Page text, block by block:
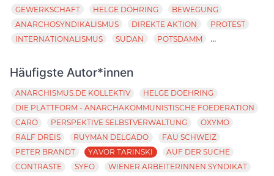
GEWERKSCHAFT
HELGE DÖHRING
BEWEGUNG
ANARCHOSYNDIKALISMUS
DIREKTE AKTION
PROTEST
INTERNATIONALISMUS
SUDAN POTSDAMM ...
Häufigste Autor*innen
ANARCHISMUS.DE KOLLEKTIV
HELGE DOEHRING
DIE PLATTFORM - ANARCHAKOMMUNISTISCHE FOEDERATION
CARO
PERSPEKTIVE SELBSTVERWALTUNG
OXYMO
RALF DREIS
RUYMAN DELGADO
FAU SCHWEIZ
PETER BRANDT
YAVOR TARINSKI
AUF DER SUCHE
CONTRASTE
SYFO
WIENER ARBEITERINNEN SYNDIKAT